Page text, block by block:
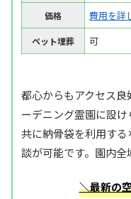
価格 費用を詳
ペット埋葬 可
都心からもアクセス
ーデニング霊園に設け
共に納骨袋を利用す
談が可能です。園内全
＼最新の